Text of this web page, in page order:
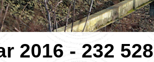
2016 - 232